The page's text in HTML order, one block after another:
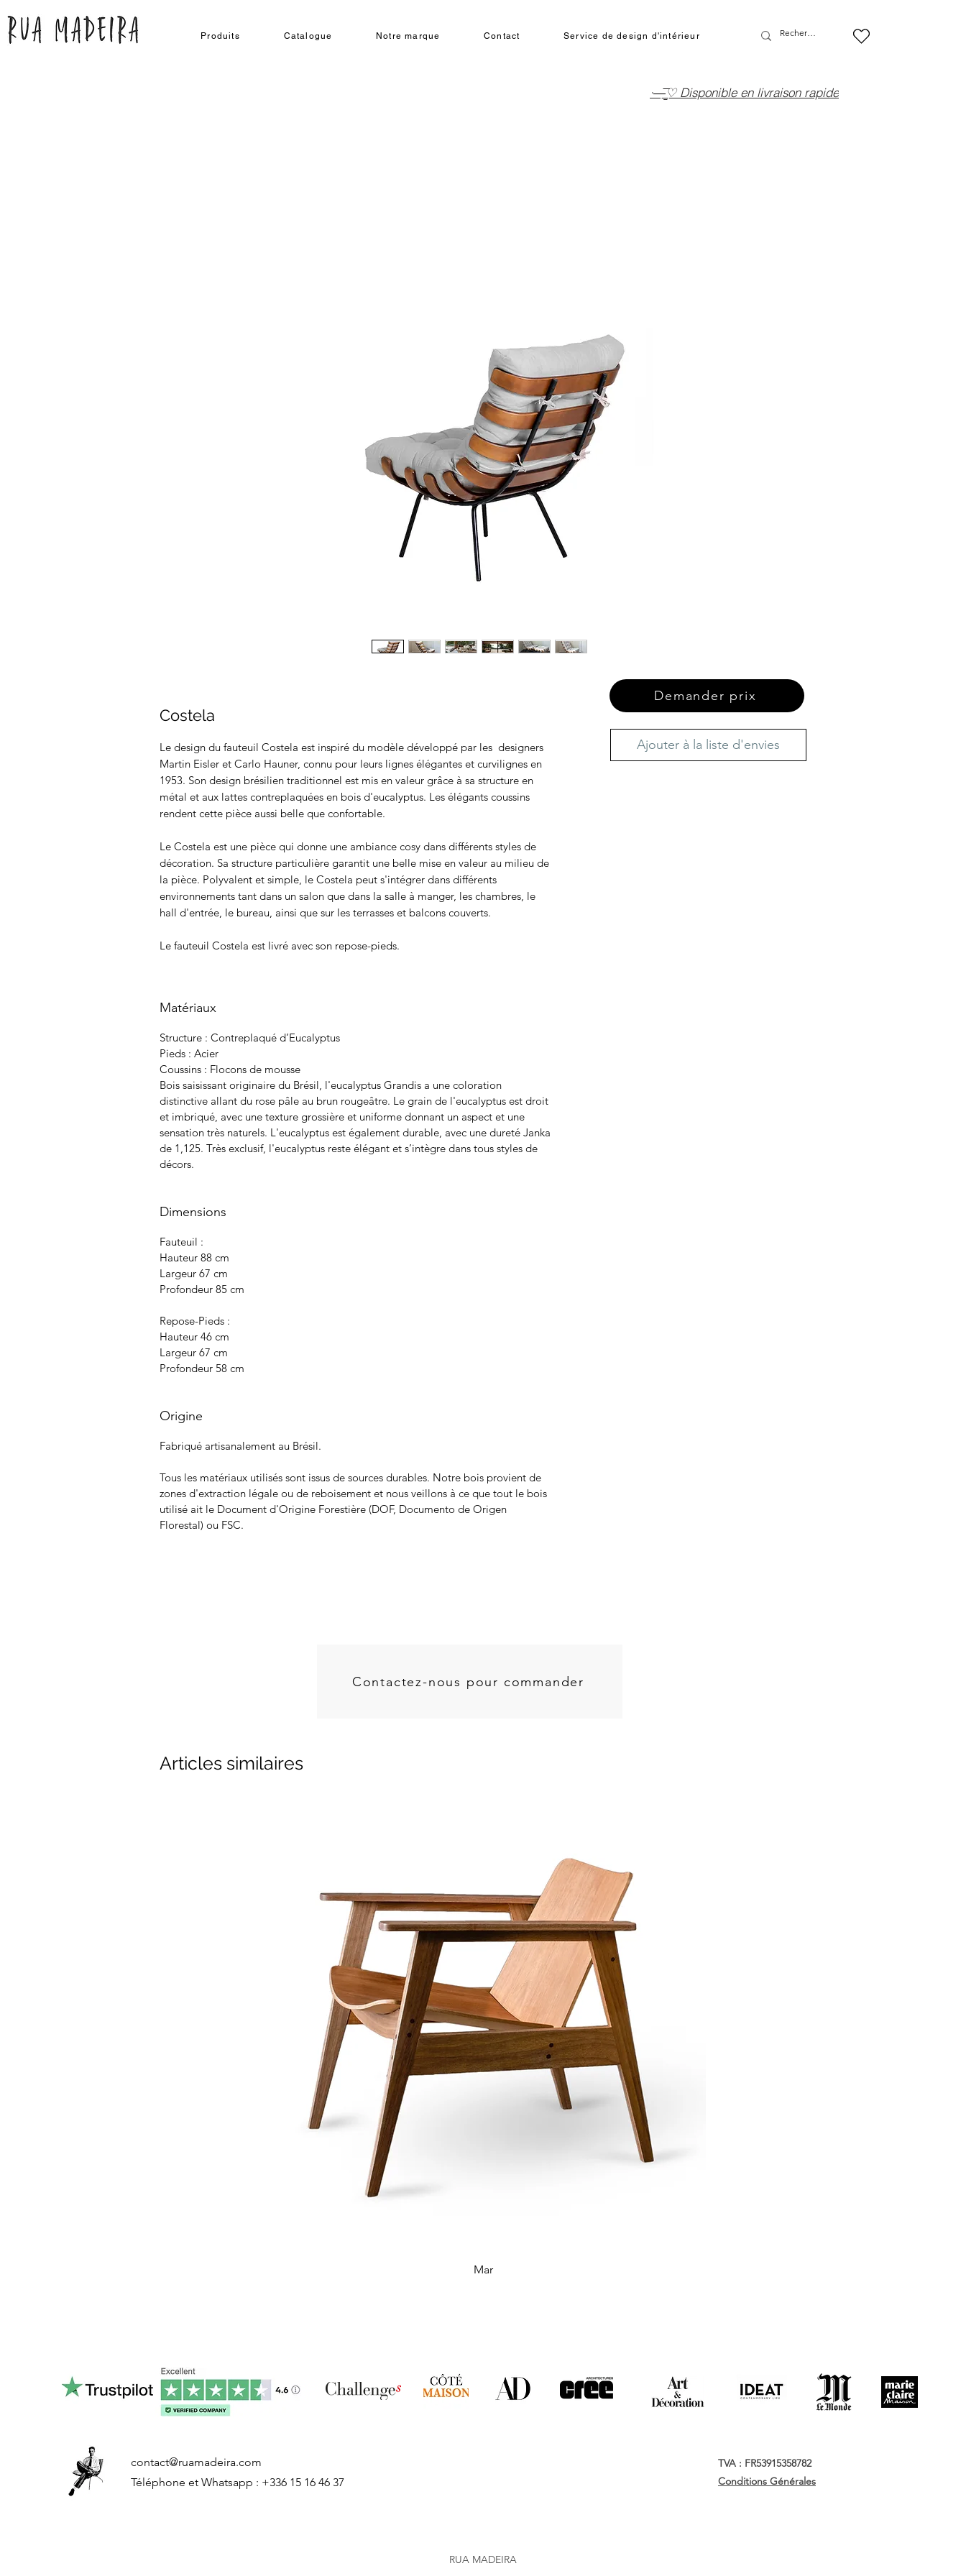
Produits Catalogue Notre marque Contact Service de design d'intérieur
·—̳͟͞͞♡ Disponible en livraison rapide
Costela
Le design du fauteuil Costela est inspiré du modèle développé par les designers
Martin Eisler et Carlo Hauner, connu pour leurs lignes élégantes et curvilignes en
1953. Son design brésilien traditionnel est mis en valeur grâce à sa structure en
métal et aux lattes contreplaquées en bois d'eucalyptus. Les élégants coussins
rendent cette pièce aussi belle que confortable.
Le Costela est une pièce qui donne une ambiance cosy dans différents styles de
décoration. Sa structure particulière garantit une belle mise en valeur au milieu de
la pièce. Polyvalent et simple, le Costela peut s'intégrer dans différents
environnements tant dans un salon que dans la salle à manger, les chambres, le
hall d'entrée, le bureau, ainsi que sur les terrasses et balcons couverts.
Le fauteuil Costela est livré avec son repose-pieds.
Matériaux
Structure : Contreplaqué d’Eucalyptus
Pieds : Acier
Coussins : Flocons de mousse
Bois saisissant originaire du Brésil, l'eucalyptus Grandis a une coloration
distinctive allant du rose pâle au brun rougeâtre. Le grain de l'eucalyptus est droit
et imbriqué, avec une texture grossière et uniforme donnant un aspect et une
sensation très naturels. L'eucalyptus est également durable, avec une dureté Janka
de 1,125. Très exclusif, l'eucalyptus reste élégant et s’intègre dans tous styles de
décors.
Dimensions
Fauteuil :
Hauteur 88 cm
Largeur 67 cm
Profondeur 85 cm
Repose-Pieds :
Hauteur 46 cm
Largeur 67 cm
Profondeur 58 cm
Origine
Fabriqué artisanalement au Brésil.
Tous les matériaux utilisés sont issus de sources durables. Notre bois provient de
zones d'extraction légale ou de reboisement et nous veillons à ce que tout le bois
utilisé ait le Document d'Origine Forestière (DOF, Documento de Origen
Florestal) ou FSC.
Ajouter à la liste d'envies
Demander prix
Contactez-nous pour commander
Articles similaires
Mar
contact@ruamadeira.com
Téléphone et Whatsapp : +336 15 16 46 37
TVA : FR53915358782
Conditions Générales
RUA MADEIRA